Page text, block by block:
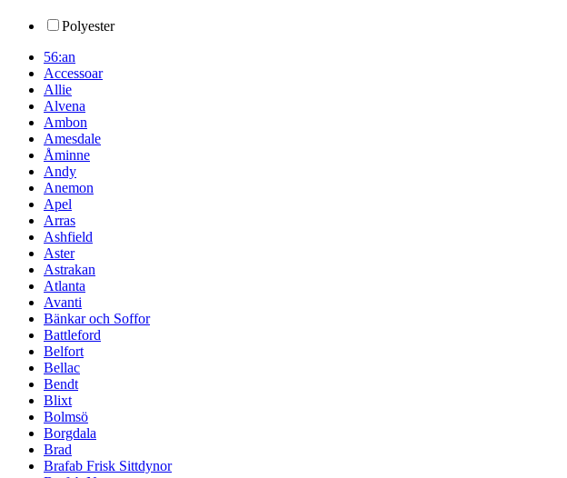
Polyester
56:an
Accessoar
Allie
Alvena
Ambon
Amesdale
Åminne
Andy
Anemon
Apel
Arras
Ashfield
Aster
Astrakan
Atlanta
Avanti
Bänkar och Soffor
Battleford
Belfort
Bellac
Bendt
Blixt
Bolmsö
Borgdala
Brad
Brafab Frisk Sittdynor